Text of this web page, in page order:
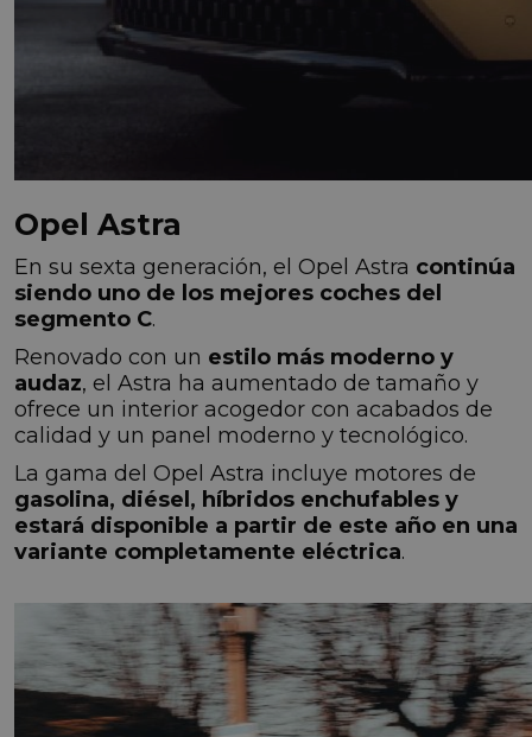
Opel Astra
En su sexta generación, el Opel Astra continúa
siendo uno de los mejores coches del
segmento C.
Renovado con un estilo más moderno y
audaz, el Astra ha aumentado de tamaño y
ofrece un interior acogedor con acabados de
calidad y un panel moderno y tecnológico.
La gama del Opel Astra incluye motores de
gasolina, diésel, híbridos enchufables y
estará disponible a partir de este año en una
variante completamente eléctrica.